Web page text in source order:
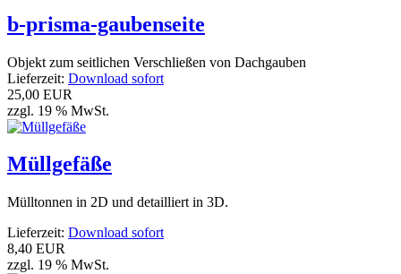
b-prisma-gaubenseite
Objekt zum seitlichen Verschließen von Dachgauben
Lieferzeit: Download sofort
25,00 EUR
zzgl. 19 % MwSt.
Müllgefäße
Mülltonnen in 2D und detailliert in 3D.
Lieferzeit: Download sofort
8,40 EUR
zzgl. 19 % MwSt.